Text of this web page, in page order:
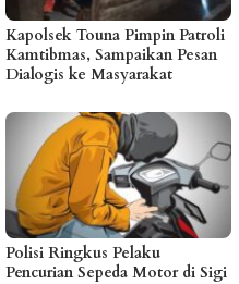
Kapolsek Touna Pimpin Patroli
Kamtibmas, Sampaikan Pesan
Dialogis ke Masyarakat
Polisi Ringkus Pelaku
Pencurian Sepeda Motor di Sigi